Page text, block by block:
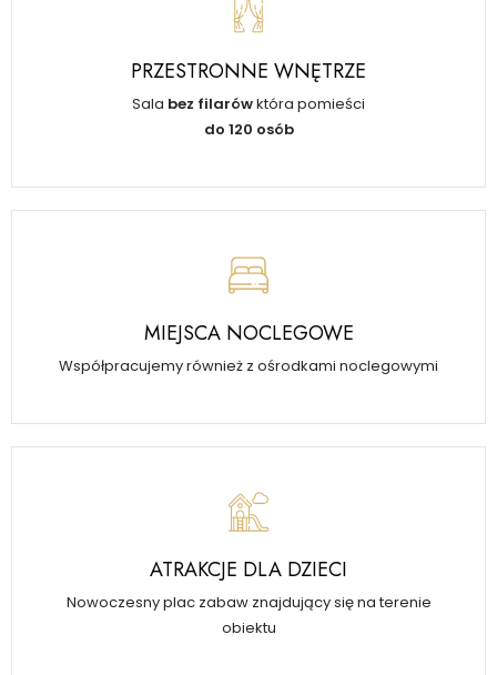
PRZESTRONNE WNĘTRZE
Sala bez filarówktóra pomieści
do 120 osób
MIEJSCA NOCLEGOWE
Współpracujemy również z ośrodkami noclegowymi
ATRAKCJE DLA DZIECI
Nowoczesny plac zabaw znajdujący się na terenie
obiektu